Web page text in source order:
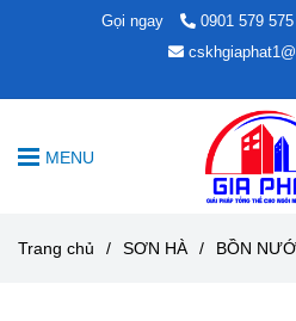
Gọi ngay 0901 579 575
MENU
Trang chủ / SƠN HÀ / BỒN